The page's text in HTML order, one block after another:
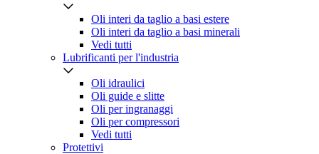
Oli interi da taglio a basi estere
Oli interi da taglio a basi minerali
Vedi tutti
Lubrificanti per l'industria
Oli idraulici
Oli guide e slitte
Oli per ingranaggi
Oli per compressori
Vedi tutti
Protettivi